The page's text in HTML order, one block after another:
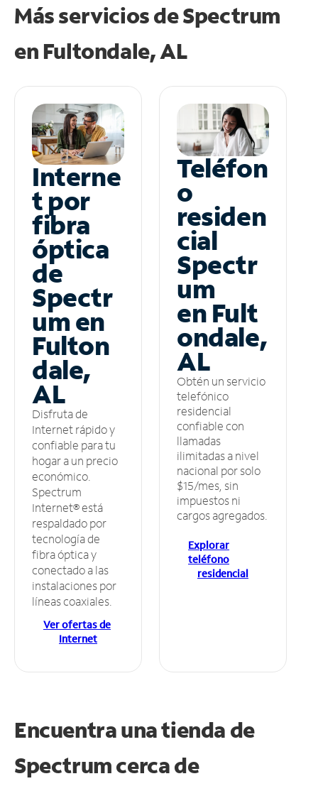
Más servicios de Spectrum
en Fultondale, AL
Interne
t por
fibra
óptica
de
Spectr
um en
Fulton
dale,
AL
Disfruta de
Internet rápido y
confiable para tu
hogar a un precio
económico.
Spectrum
Internet® está
respaldado por
tecnología de
fibra óptica y
conectado a las
instalaciones por
líneas coaxiales.
Ver ofertas de
Internet
Teléfon
o
residen
cial
Spectr
um
en Fult
ondale,
AL
Obtén un servicio
telefónico
residencial
confiable con
llamadas
ilimitadas a nivel
nacional por solo
$15/mes, sin
impuestos ni
cargos agregados.
Explorar
teléfono
residencial
Encuentra una tienda de
Spectrumcerca de